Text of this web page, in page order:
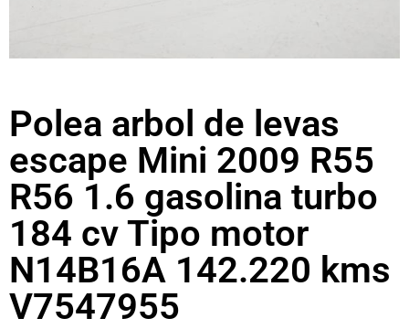
Polea arbol de levas
escape Mini 2009 R55
R56 1.6 gasolina turbo
184 cv Tipo motor
N14B16A 142.220 kms
V7547955